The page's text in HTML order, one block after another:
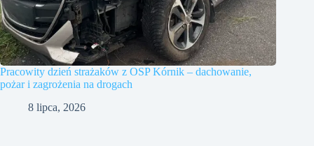
Pracowity dzień strażaków z OSP Kórnik – dachowanie,
pożar i zagrożenia na drogach
8 lipca, 2026